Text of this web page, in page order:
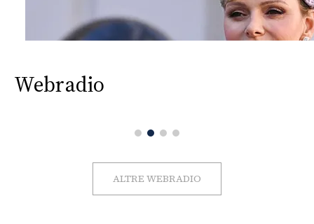
Webradio
ALTRE WEBRADIO